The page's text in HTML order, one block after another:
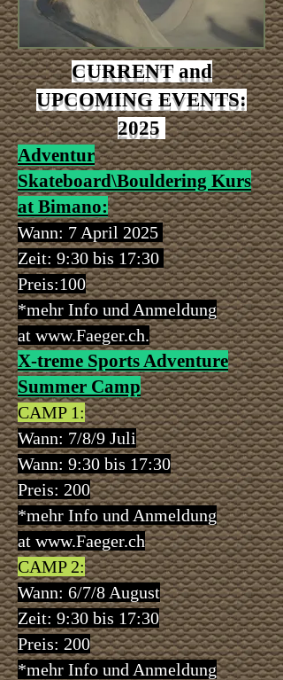
CURRENT and
UPCOMING EVENTS:
2025
Adventur
Skateboard\Bouldering Kurs
at Bimano:
Wann: 7 April 2025
Zeit: 9:30 bis 17:30
Preis:100
*mehr Info und Anmeldung
at www.Faeger.ch.
X-treme Sports Adventure
Summer Camp
CAMP 1:
Wann: 7/8/9 Juli
Wann: 9:30 bis 17:30
Preis: 200
*mehr Info und Anmeldung
at www.Faeger.ch
CAMP 2:
Wann: 6/7/8 August
Zeit: 9:30 bis 17:30
Preis: 200
*mehr Info und Anmeldung